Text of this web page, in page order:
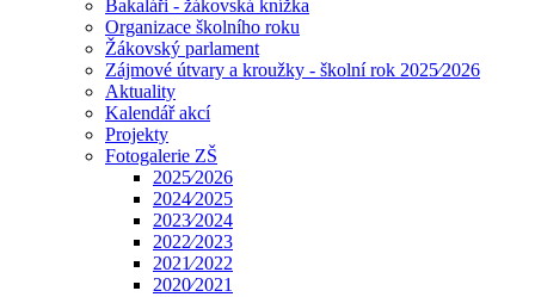
Bakaláři - žákovská knížka
Organizace školního roku
Žákovský parlament
Zájmové útvary a kroužky - školní rok 2025⁄2026
Aktuality
Kalendář akcí
Projekty
Fotogalerie ZŠ
2025⁄2026
2024⁄2025
2023⁄2024
2022⁄2023
2021⁄2022
2020⁄2021